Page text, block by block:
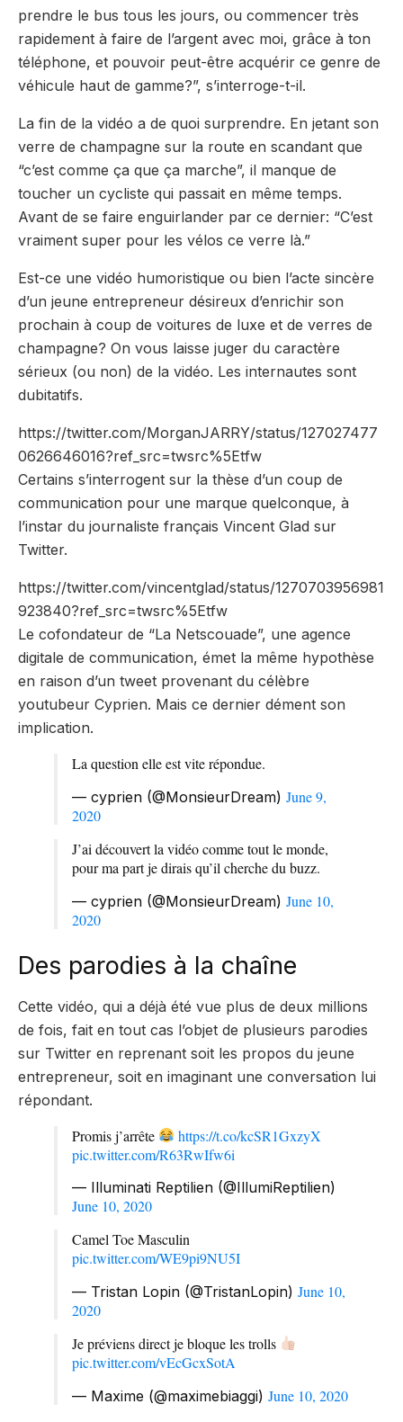
prendre le bus tous les jours, ou commencer très
rapidement à faire de l’argent avec moi, grâce à ton
téléphone, et pouvoir peut-être acquérir ce genre de
véhicule haut de gamme?”, s’interroge-t-il.
La fin de la vidéo a de quoi surprendre. En jetant son
verre de champagne sur la route en scandant que
“c’est comme ça que ça marche”, il manque de
toucher un cycliste qui passait en même temps.
Avant de se faire enguirlander par ce dernier: “C’est
vraiment super pour les vélos ce verre là.”
Est-ce une vidéo humoristique ou bien l’acte sincère
d’un jeune entrepreneur désireux d’enrichir son
prochain à coup de voitures de luxe et de verres de
champagne? On vous laisse juger du caractère
sérieux (ou non) de la vidéo. Les internautes sont
dubitatifs.
https://twitter.com/MorganJARRY/status/127027477
0626646016?ref_src=twsrc%5Etfw
Certains s’interrogent sur la thèse d’un coup de
communication pour une marque quelconque, à
l’instar du journaliste français Vincent Glad sur
Twitter.
https://twitter.com/vincentglad/status/1270703956981
923840?ref_src=twsrc%5Etfw
Le cofondateur de “La Netscouade”, une agence
digitale de communication, émet la même hypothèse
en raison d’un tweet provenant du célèbre
youtubeur Cyprien. Mais ce dernier dément son
implication.
La question elle est vite répondue.
— cyprien (@MonsieurDream) June 9,
2020
J’ai découvert la vidéo comme tout le monde,
pour ma part je dirais qu’il cherche du buzz.
— cyprien (@MonsieurDream) June 10,
2020
Des parodies à la chaîne
Cette vidéo, qui a déjà été vue plus de deux millions
de fois, fait en tout cas l’objet de plusieurs parodies
sur Twitter en reprenant soit les propos du jeune
entrepreneur, soit en imaginant une conversation lui
répondant.
Promis j’arrête
https://t.co/kcSR1GxzyX
pic.twitter.com/R63RwIfw6i
— Illuminati Reptilien (@IllumiReptilien)
June 10, 2020
Camel Toe Masculin
pic.twitter.com/WE9pi9NU5I
— Tristan Lopin (@TristanLopin) June 10,
2020
Je préviens direct je bloque les trolls
pic.twitter.com/vEcGcxSotA
— Maxime (@maximebiaggi) June 10, 2020